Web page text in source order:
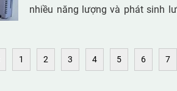
nhiều năng lượng và phát sinh
đó, NOx là một trong những
1 2 3 4 5 6 7